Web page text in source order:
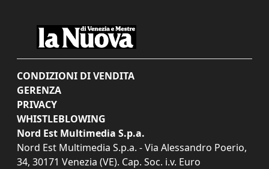
CONDIZIONI DI VENDITA
GERENZA
PRIVACY
WHISTLEBLOWING
Nord Est Multimedia S.p.a.
Nord Est Multimedia S.p.a. - Via Alessandro Poerio,
34, 30171 Venezia (VE). Cap. Soc. i.v. Euro